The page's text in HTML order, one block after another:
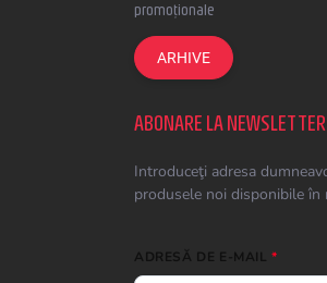
promoționale
ARHIVE
ABONARE LA NEWSLETTER
Introduceţi adresa
produsele noi disponibile
ADRESĂ DE E-MAIL